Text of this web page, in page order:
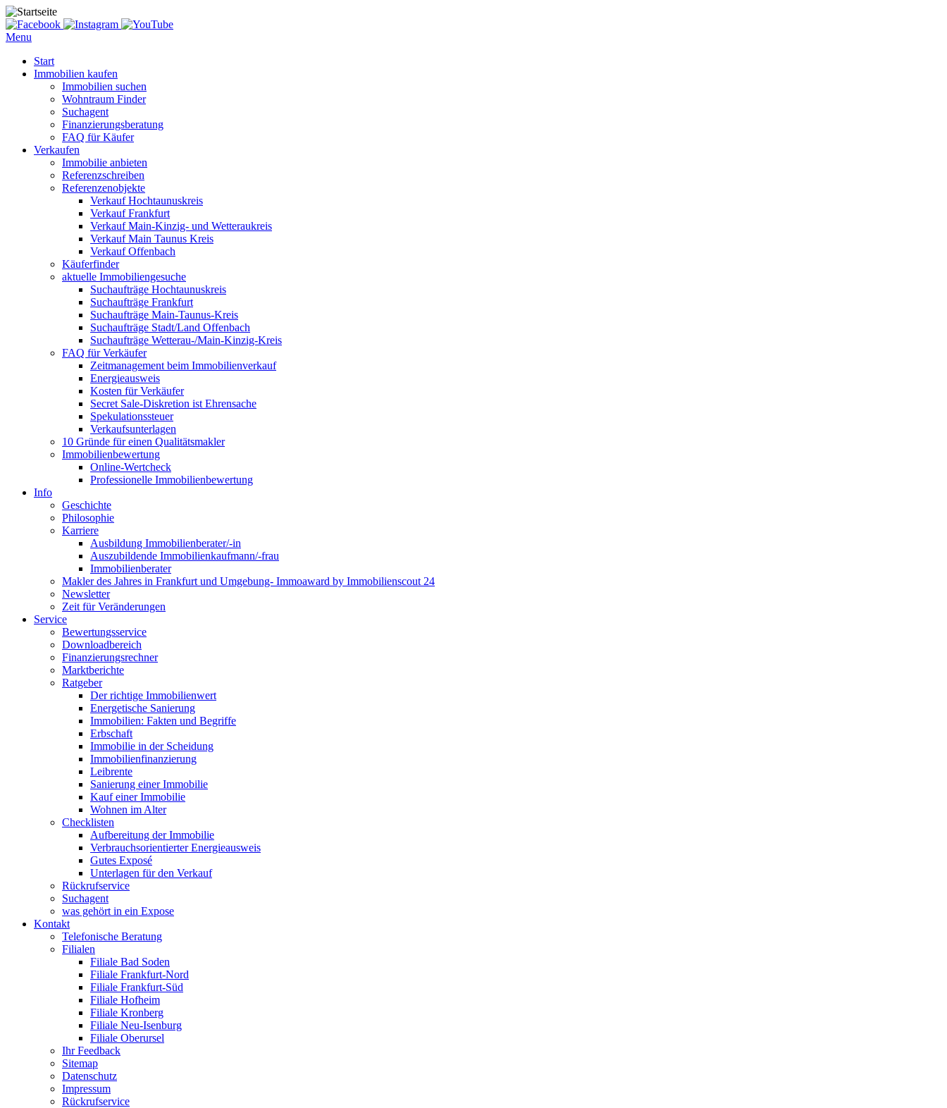
Menu
Start
Immobilien kaufen
Immobilien suchen
Wohntraum Finder
Suchagent
Finanzierungsberatung
FAQ für Käufer
Verkaufen
Immobilie anbieten
Referenzschreiben
Referenzenobjekte
Verkauf Hochtaunuskreis
Verkauf Frankfurt
Verkauf Main-Kinzig- und Wetteraukreis
Verkauf Main Taunus Kreis
Verkauf Offenbach
Käuferfinder
aktuelle Immobiliengesuche
Suchaufträge Hochtaunuskreis
Suchaufträge Frankfurt
Suchaufträge Main-Taunus-Kreis
Suchaufträge Stadt/Land Offenbach
Suchaufträge Wetterau-/Main-Kinzig-Kreis
FAQ für Verkäufer
Zeitmanagement beim Immobilienverkauf
Energieausweis
Kosten für Verkäufer
Secret Sale-Diskretion ist Ehrensache
Spekulationssteuer
Verkaufsunterlagen
10 Gründe für einen Qualitätsmakler
Immobilienbewertung
Online-Wertcheck
Professionelle Immobilienbewertung
Info
Geschichte
Philosophie
Karriere
Ausbildung Immobilienberater/-in
Auszubildende Immobilienkaufmann/-frau
Immobilienberater
Makler des Jahres in Frankfurt und Umgebung- Immoaward by Immobilienscout 24
Newsletter
Zeit für Veränderungen
Service
Bewertungsservice
Downloadbereich
Finanzierungsrechner
Marktberichte
Ratgeber
Der richtige Immobilienwert
Energetische Sanierung
Immobilien: Fakten und Begriffe
Erbschaft
Immobilie in der Scheidung
Immobilienfinanzierung
Leibrente
Sanierung einer Immobilie
Kauf einer Immobilie
Wohnen im Alter
Checklisten
Aufbereitung der Immobilie
Verbrauchsorientierter Energieausweis
Gutes Exposé
Unterlagen für den Verkauf
Rückrufservice
Suchagent
was gehört in ein Expose
Kontakt
Telefonische Beratung
Filialen
Filiale Bad Soden
Filiale Frankfurt-Nord
Filiale Frankfurt-Süd
Filiale Hofheim
Filiale Kronberg
Filiale Neu-Isenburg
Filiale Oberursel
Ihr Feedback
Sitemap
Datenschutz
Impressum
Rückrufservice